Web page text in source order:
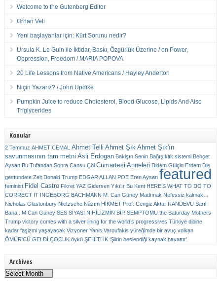
Welcome to the Gutenberg Editor
Orhan Veli
Yeni başlayanlar için: Kürt Sorunu nedir?
Ursula K. Le Guin ile İktidar, Baskı, Özgürlük Üzerine / on Power,
Oppression, Freedom / MARIA POPOVA
20 Life Lessons from Native Americans / Hayley Anderton
Niçin Yazarız? / John Updike
Pumpkin Juice to reduce Cholesterol, Blood Glucose, Lipids And Also
Triglycerides
Konular
2 Temmuz AHMET CEMAL Ahmet Telli Ahmet Şık Ahmet Şık'ın
savunmasının tam metni Asli Erdogan Bakişın Senin Bağışıklık sistemi Behçet
Aysan Bu Tufandan Sonra Cansu Çöl Cumartesi Anneleri Didem Gülçin Erdem Die
gestundete Zeit Donald Trump EDGAR ALLAN POE Eren Aysan featured
feminist Fidel Castro Fikret YAZ Gidersen Yıkılır Bu Kent HERE’S WHAT TO DO TO
CORRECT IT INGEBORG BACHMANN M. Can Güney Madımak Nefessiz kalmak…
Nicholas Glastonbury Nietzsche Nâzım HİKMET Prof. Cengiz Aktar RANDEVU Sarıl
Bana . M Can Güney SES SİYASİ NİHİLİZMİN BİR SEMPTOMU the Saturday Mothers
Trump victory comes with a silver lining for the world’s progressives Türkiye dibine
kadar faşizmi yaşayacak Vizyoner Yanis Varoufakis yüreğimde bir avuç volkan
ÖMÜR'CÜ GELDİ ÇOCUK öykü ŞEHİTLİK ‘Şiirin beslendiği kaynak hayattır’
Archives
Archives